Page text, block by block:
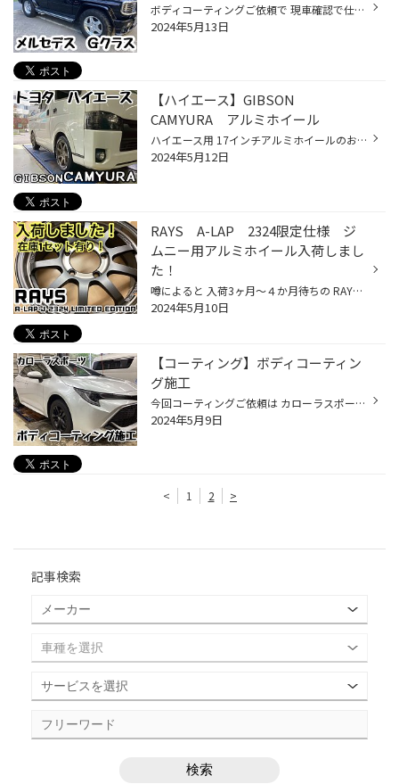
ボディコーティングご依頼で 現車確認で仕上がり状態などご要望をヒアリングさせて頂き、 研磨・鉄粉取り・クリスタルキーパーの施工になります。 Before After 料金はこちら ※下処理（研磨・鉄粉取りなどは別料金になります） 当店施工はご予約制になりますので予めお問合せ下さい！
2024年5月13日
【ハイエース】GIBSON
CAMYURA アルミホイール
ハイエース用 17インチアルミホイールのお取付け サイズ 17X70 6/139 38 カラー ブロンズ フェンダーからのはみ出しもありません！ 各種ホイールメーカー取り扱い有ります！ マッチングに関してもお問い合わせください！
2024年5月12日
RAYS A-LAP 2324限定仕様 ジ
ムニー用アルミホイール入荷しまし
た！
噂によると 入荷3ヶ月～４か月待ちの RAYS A-LAP-J 2324 LIMITED EDITION タイヤ館山鼻店で入荷しました！ 在庫品1セットのみ！即納できます！ 検討中のお客様 現物確認もできますよ！ 鍛造ホイールなので 片手で軽々持ち上げれます！ 詳細は A-LAP-J 2324 LIMITED EDITION
2024年5月10日
【コーティング】ボディコーティン
グ施工
今回コーティングご依頼は カローラスポーツ 今回施工車両は 鉄粉取り・研磨でコーテイング前の汚れ小傷も落とします。 コーテイングはキレイ・艶だけではなく ボディの保護をしてくれるので、融雪剤や黄砂、砂埃など傷や汚れから守ってくれます。 下廻りの防錆だけではなく、ボディもコーティング...
2024年5月9日
< 1 2 >
記事検索